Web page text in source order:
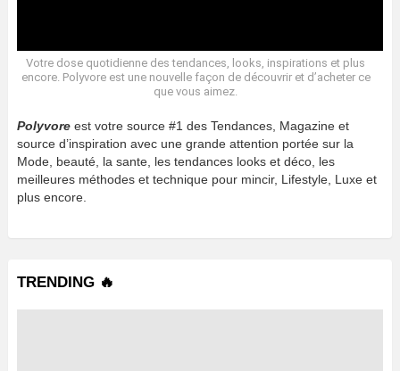
Votre dose quotidienne des tendances, looks, inspirations et plus
encore. Polyvore est une nouvelle façon de découvrir et d’acheter ce
que vous aimez.
Polyvore est votre source #1 des Tendances, Magazine et
source d’inspiration avec une grande attention portée sur la
Mode, beauté, la sante, les tendances looks et déco, les
meilleures méthodes et technique pour mincir, Lifestyle, Luxe et
plus encore.
TRENDING 🔥